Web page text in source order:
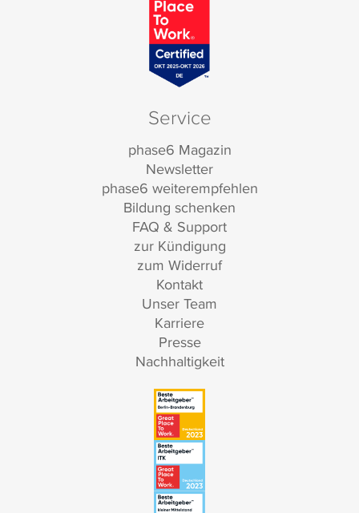
Service
phase6 Magazin
Newsletter
phase6 weiterempfehlen
Bildung schenken
FAQ & Support
zur Kündigung
zum Widerruf
Kontakt
Unser Team
Karriere
Presse
Nachhaltigkeit